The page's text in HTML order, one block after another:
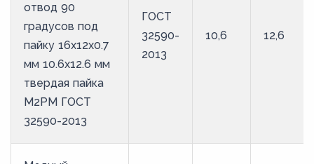
отвод 90
градусов под
пайку 16х12х0.7
мм 10.6х12.6 мм
твердая пайка
М2РМ ГОСТ
32590-2013
ГОСТ
32590-
2013
10,6 12,6